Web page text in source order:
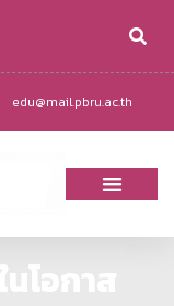
edu@mail.pbru.ac.th